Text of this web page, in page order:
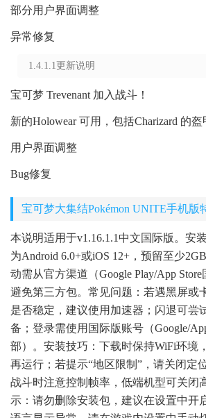
部分用户界面调整
异常修复
1.4.1.1更新说明
宝可梦 Trevenant 加入战斗！
新的Holowear 可用，包括Charizard 的盔
用户界面调整
Bug修复
宝可梦大集结Pokémon UNITE手机版
本说明适用于v1.16.1.1中文国际版。安
为Android 6.0+或iOS 12+，预留至少
动需从官方渠道（Google Play/App Store
避免第三方包。常见问题：若遇黑屏或
是否稳定，建议使用加速器；闪退可尝
备；登录需使用国际版账号（Google/
部）。安装技巧：下载时保持WiFi环境
再运行；若提示“地区限制”，请关闭定
战斗时注意控制帧率，低端机型可关闭
示：请勿删除安装包，建议在设置中开